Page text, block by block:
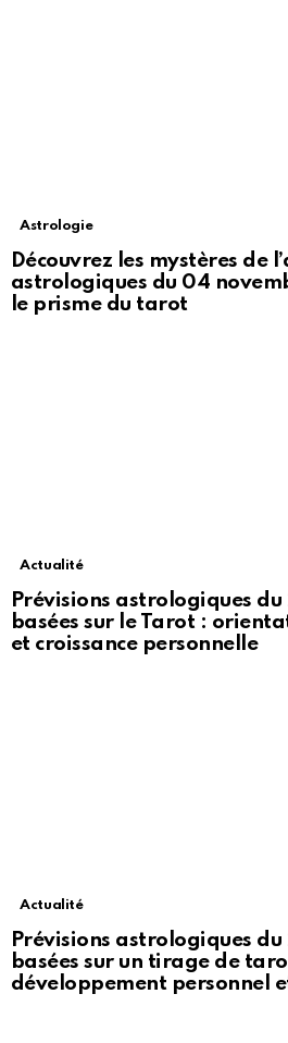
Astrologie
Découvrez les mystères de
astrologiques du 04
le prisme du tarot
Actualité
Prévisions astrologiques
basées sur le Tarot :
et croissance personnelle
Actualité
Prévisions astrologiques
basées sur un tirage de
développement personnel